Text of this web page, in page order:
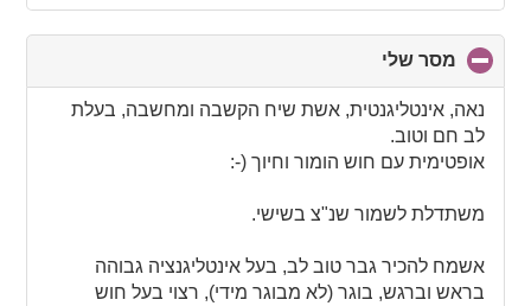
מסר שלי
to
collapse
נאה, אינטליגנטית, אשת שיח הקשבה ומחשבה, בעלת
לב חם וטוב.
אופטימית עם חוש הומור וחיוך (-:
משתדלת לשמור שנ"צ בשישי.
אשמח להכיר גבר טוב לב, בעל אינטליגנציה גבוהה
בראש וברגש, בוגר (לא מבוגר מידי), רצוי בעל חוש